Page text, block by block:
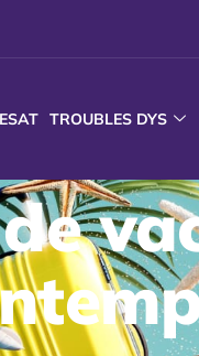
ESAT TROUBLES DYS